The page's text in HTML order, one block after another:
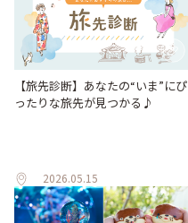
【旅先診断】あなたの“いま”にぴ
ったりな旅先が見つかる♪
2026.05.15